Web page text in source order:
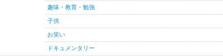
趣味・教育・勉強
子供
お笑い
ドキュメンタリー